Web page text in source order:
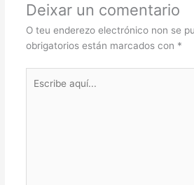
Deixar un comentario
O teu enderezo electrónico non se
obrigatorios están marcados con *
aquí...